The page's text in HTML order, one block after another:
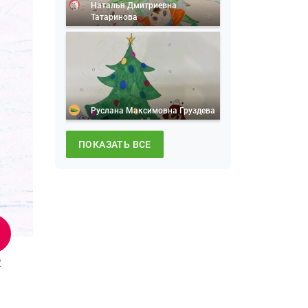
Наталья Дмитриевна
Татаринова
Руслана Максимовна Груздева
ПОКАЗАТЬ ВСЕ